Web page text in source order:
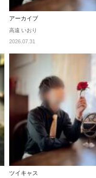
アーカイブ
高遠 いおり
2026.07.31
ツイキャス